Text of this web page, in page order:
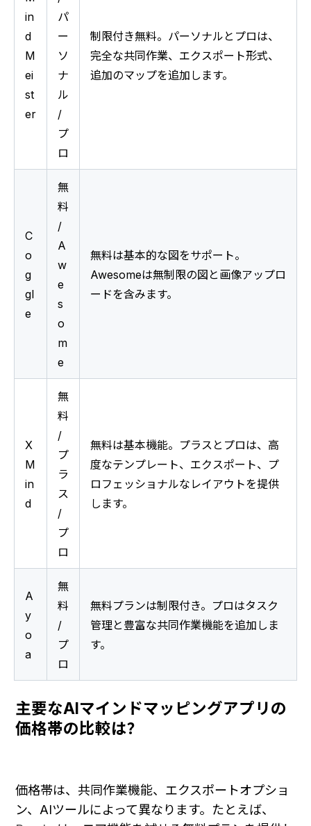
in
d
M
ei
st
er
パ
ー
ソ
ナ
ル
/
プ
ロ
制限付き無料。パーソナルとプロは、
完全な共同作業、エクスポート形式、
追加のマップを追加します。
C
o
g
gl
e
無
料
/
A
w
e
s
o
m
e
無料は基本的な図をサポート。
Awesomeは無制限の図と画像アップロ
ードを含みます。
X
M
in
d
無
料
/
プ
ラ
ス
/
プ
ロ
無料は基本機能。プラスとプロは、高
度なテンプレート、エクスポート、プ
ロフェッショナルなレイアウトを提供
します。
A
y
o
a
無
料
/
プ
ロ
無料プランは制限付き。プロはタスク
管理と豊富な共同作業機能を追加しま
す。
主要なAIマインドマッピングアプリの
価格帯の比較は？
価格帯は、共同作業機能、エクスポートオプショ
ン、AIツールによって異なります。たとえば、